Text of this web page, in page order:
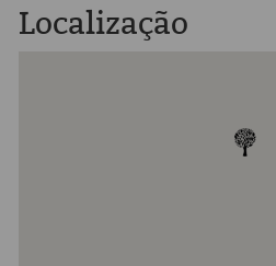
Localização